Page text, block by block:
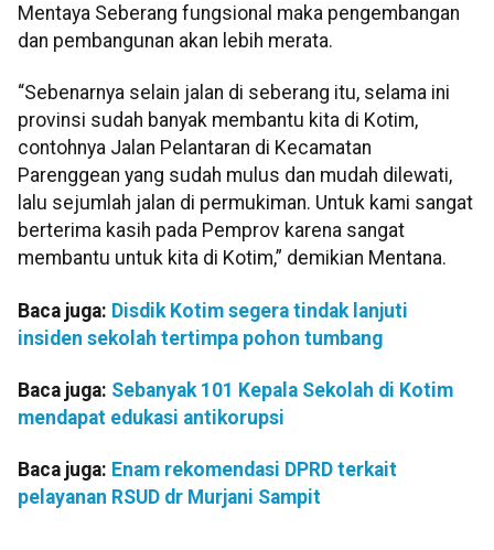
Mentaya Seberang fungsional maka pengembangan
dan pembangunan akan lebih merata.
“Sebenarnya selain jalan di seberang itu, selama ini
provinsi sudah banyak membantu kita di Kotim,
contohnya Jalan Pelantaran di Kecamatan
Parenggean yang sudah mulus dan mudah dilewati,
lalu sejumlah jalan di permukiman. Untuk kami sangat
berterima kasih pada Pemprov karena sangat
membantu untuk kita di Kotim,” demikian Mentana.
Baca juga: Disdik Kotim segera tindak lanjuti
insiden sekolah tertimpa pohon tumbang
Baca juga: Sebanyak 101 Kepala Sekolah di Kotim
mendapat edukasi antikorupsi
Baca juga: Enam rekomendasi DPRD terkait
pelayanan RSUD dr Murjani Sampit